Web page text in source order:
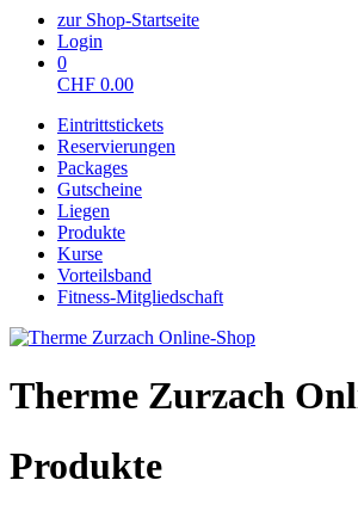
zur Shop-Startseite
Login
0
CHF 0.00
Eintrittstickets
Reservierungen
Packages
Gutscheine
Liegen
Produkte
Kurse
Vorteilsband
Fitness-Mitgliedschaft
Therme Zurzach
Produkte